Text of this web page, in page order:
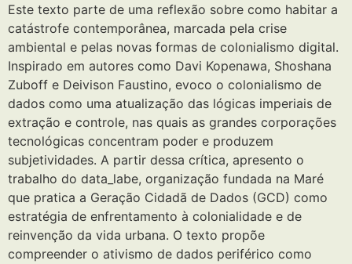
Este texto parte de uma reflexão sobre como habitar a
catástrofe contemporânea, marcada pela crise
ambiental e pelas novas formas de colonialismo digital.
Inspirado em autores como Davi Kopenawa, Shoshana
Zuboff e Deivison Faustino, evoco o colonialismo de
dados como uma atualização das lógicas imperiais de
extração e controle, nas quais as grandes corporações
tecnológicas concentram poder e produzem
subjetividades. A partir dessa crítica, apresento o
trabalho do data_labe, organização fundada na Maré
que pratica a Geração Cidadã de Dados (GCD) como
estratégia de enfrentamento à colonialidade e de
reinvenção da vida urbana. O texto propõe
compreender o ativismo de dados periférico como